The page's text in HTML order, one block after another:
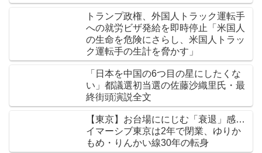
トランプ政権、外国人トラック運転手
への就労ビザ発給を即時停止「米国人
の生命を危険にさらし、米国人トラッ
ク運転手の生計を脅かす」
「日本を中国の6つ目の星にしたくな
い」都議選初当選の佐藤沙織里氏・最
終街頭演説全文
【東京】お台場ににじむ「衰退」感…
イマーシブ東京は2年で閉業、ゆりか
もめ・りんかい線30年の転身